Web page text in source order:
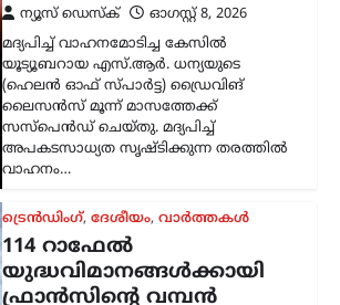
ന്യൂസ് ഡെസ്ക്
ഓഗസ്റ്റ്‌ 8, 2026
ഇന്ത്യൻ വ്യോമസേനയുടെ ശക്തി
വർധിപ്പിക്കുന്നതിന് നിർണായകമായ
നീക്കമായി 114 റാഫേൽ
യുദ്ധവിമാനങ്ങൾ വാങ്ങാനുള്ള
പദ്ധതിയിൽ ഇന്ത്യയിൽ തന്നെ 94
വിമാനങ്ങൾ നിർമ്മിക്കാൻ ഫ്രാൻസ്
സന്നദ്ധത അറിയിച്ചു. ഇതുസംബന്ധിച്ച…
അന്താരാഷ്ട്രം,ട്രെൻഡിംഗ്,
ലേറ്റസ്റ്റ് ന്യൂസ്
ഇന്ത്യക്കും ചൈനക്കും